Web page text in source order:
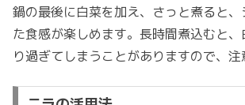
鍋の最後に白菜を加え、さっと煮ると
た食感が楽しめます。長時間煮込むと
り過ぎてしまうことがありますので、注